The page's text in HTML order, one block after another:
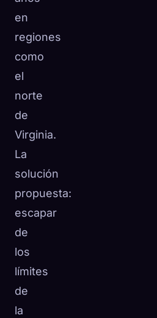
en
regiones
como
el
norte
de
Virginia.
La
solución
propuesta:
escapar
de
los
límites
de
la